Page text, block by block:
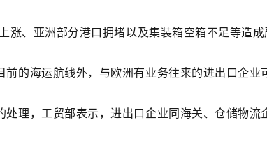
涨、亚洲部分港口拥堵以及集装箱空箱不足等造
的海运航线外，与欧洲有业务往来的进出口企业
处理，工贸部表示，进出口企业同海关、仓储物